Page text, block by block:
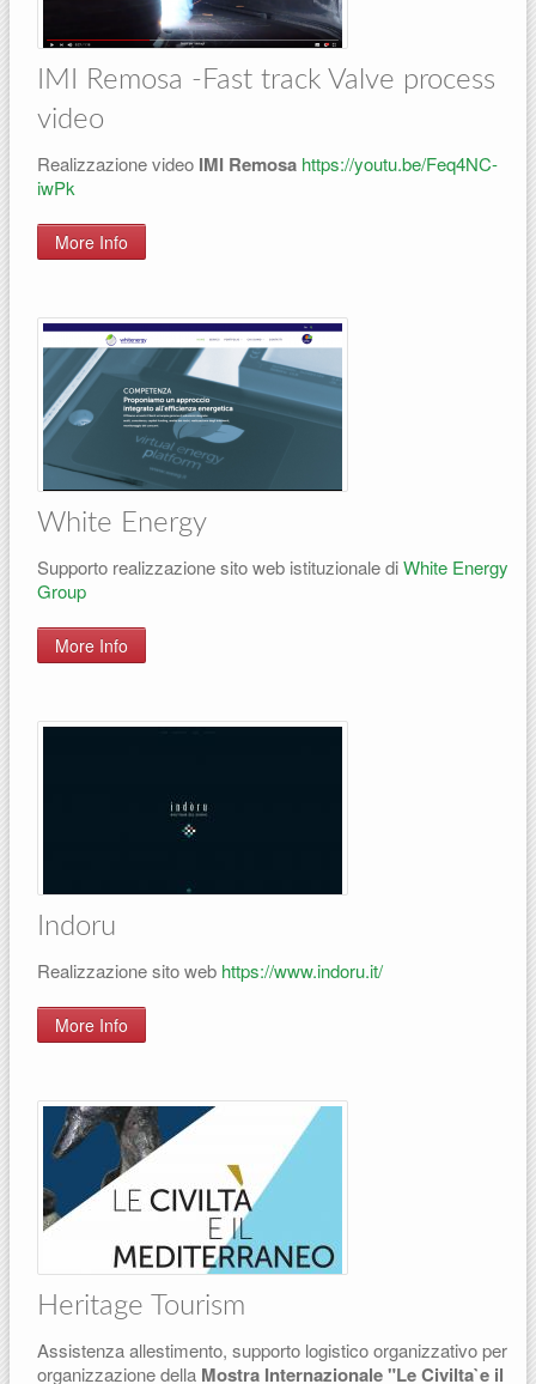
IMI Remosa -Fast track Valve process
video
Realizzazione video IMI Remosa https://youtu.be/Feq4NC-
iwPk
More Info
White Energy
Supporto realizzazione sito web istituzionale diWhite Energy
Group
More Info
Indoru
Realizzazione sito web https://www.indoru.it/
More Info
Heritage Tourism
Assistenza allestimento, supporto logistico organizzativo per
organizzazione della Mostra Internazionale "Le Civilta`e il